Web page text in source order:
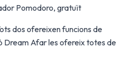
Pomodoro, gratuït
dos ofereixen funcions de
Dream Afar les ofereix totes de